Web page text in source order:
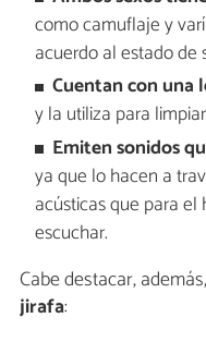
como camuflaje y
acuerdo al estado de
Cuentan con una
y la utiliza para
Emiten sonidos
ya que lo hacen a
acústicas que para
escuchar.
Cabe destacar,
jirafa: